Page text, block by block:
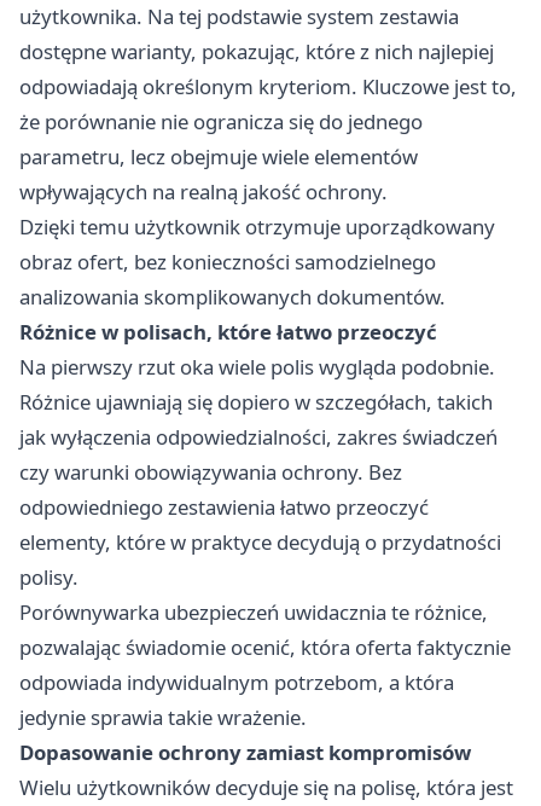
użytkownika. Na tej podstawie system zestawia
dostępne warianty, pokazując, które z nich najlepiej
odpowiadają określonym kryteriom. Kluczowe jest to,
że porównanie nie ogranicza się do jednego
parametru, lecz obejmuje wiele elementów
wpływających na realną jakość ochrony.
Dzięki temu użytkownik otrzymuje uporządkowany
obraz ofert, bez konieczności samodzielnego
analizowania skomplikowanych dokumentów.
Różnice w polisach, które łatwo przeoczyć
Na pierwszy rzut oka wiele polis wygląda podobnie.
Różnice ujawniają się dopiero w szczegółach, takich
jak wyłączenia odpowiedzialności, zakres świadczeń
czy warunki obowiązywania ochrony. Bez
odpowiedniego zestawienia łatwo przeoczyć
elementy, które w praktyce decydują o przydatności
polisy.
Porównywarka ubezpieczeń uwidacznia te różnice,
pozwalając świadomie ocenić, która oferta faktycznie
odpowiada indywidualnym potrzebom, a która
jedynie sprawia takie wrażenie.
Dopasowanie ochrony zamiast kompromisów
Wielu użytkowników decyduje się na polisę, która jest